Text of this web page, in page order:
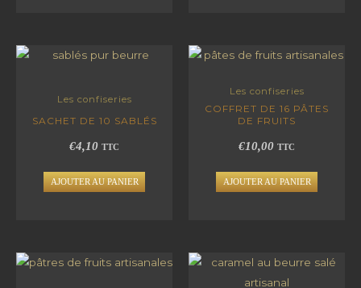
Les confiseries
SACHET DE 10 SABLÉS
€4,10 TTC
AJOUTER AU PANIER
Les confiseries
COFFRET DE 16 PÂTES
DE FRUITS
€10,00 TTC
AJOUTER AU PANIER